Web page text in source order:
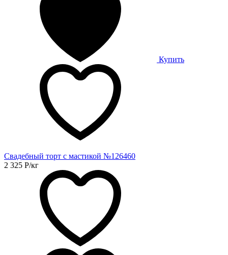
Купить
Свадебный торт с мастикой №126460
2 325 Р/кг